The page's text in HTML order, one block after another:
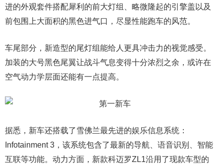
进的外观套件搭配犀利的前大灯组、略微隆起的引擎盖以及
前包围上大面积的黑色进气口，尽显性能跑车的风范。
车尾部分，新造型的尾灯组能给人更具冲击力的视觉感受。
加装的大号黑色尾翼让战斗气息变得十分浓烈之余，或许在
空气动力学层面还能有一点提高。
据悉，新车还搭载了雪佛兰最先进的娱乐信息系统：
Infotainment 3，该系统包含了最新的导航、语音识别、智能
互联等功能。动力方面，新款科迈罗ZL1沿用了现款车型的